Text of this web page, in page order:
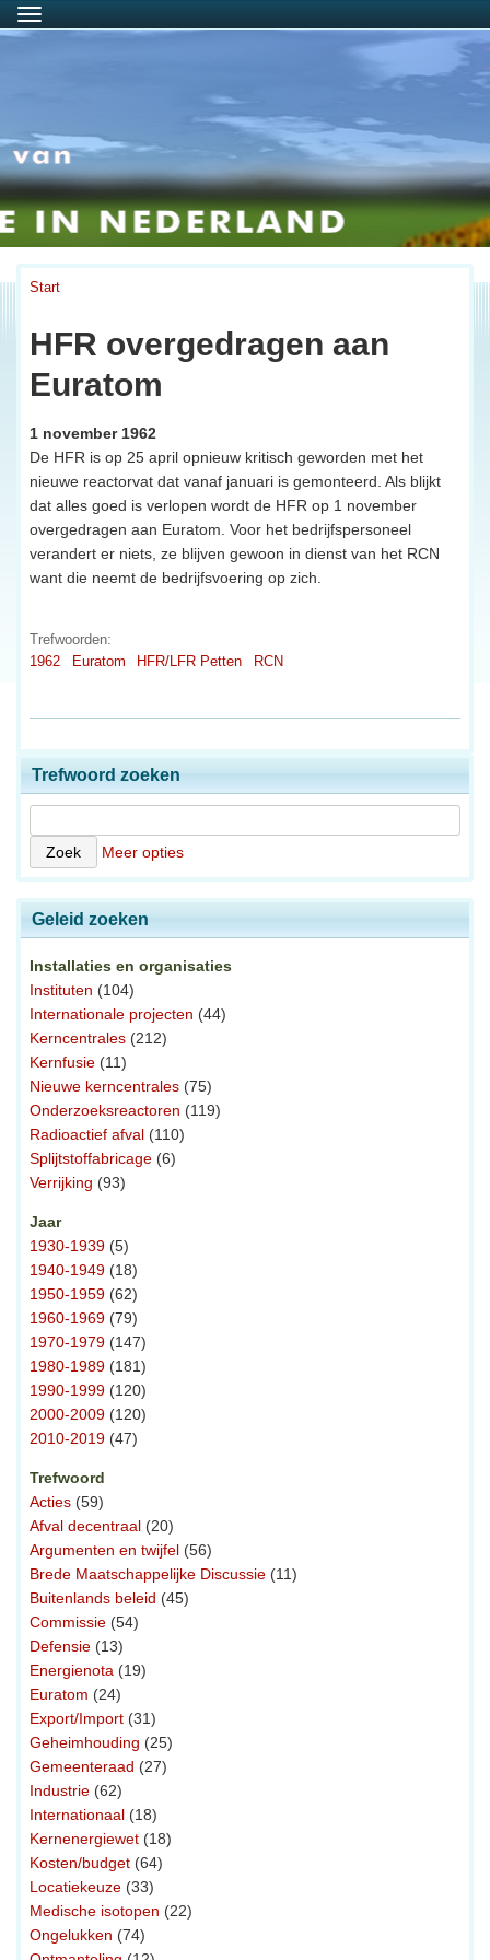
Menu
Start
HFR overgedragen aan
Euratom
1 november 1962
De HFR is op 25 april opnieuw kritisch geworden met het
nieuwe reactorvat dat vanaf januari is gemonteerd. Als blijkt
dat alles goed is verlopen wordt de HFR op 1 november
overgedragen aan Euratom. Voor het bedrijfspersoneel
verandert er niets, ze blijven gewoon in dienst van het RCN
want die neemt de bedrijfsvoering op zich.
Trefwoorden:
1962
Euratom HFR/LFR Petten RCN
Trefwoord zoeken
Meer opties
Geleid zoeken
Installaties en organisaties
Instituten (104)
Internationale projecten (44)
Kerncentrales (212)
Kernfusie (11)
Nieuwe kerncentrales (75)
Onderzoeksreactoren (119)
Radioactief afval (110)
Splijtstoffabricage (6)
Verrijking (93)
Jaar
1930-1939 (5)
1940-1949 (18)
1950-1959 (62)
1960-1969 (79)
1970-1979 (147)
1980-1989 (181)
1990-1999 (120)
2000-2009 (120)
2010-2019 (47)
Trefwoord
Acties (59)
Afval decentraal (20)
Argumenten en twijfel (56)
Brede Maatschappelijke Discussie (11)
Buitenlands beleid (45)
Commissie (54)
Defensie (13)
Energienota (19)
Euratom (24)
Export/Import (31)
Geheimhouding (25)
Gemeenteraad (27)
Industrie (62)
Internationaal (18)
Kernenergiewet (18)
Kosten/budget (64)
Locatiekeuze (33)
Medische isotopen (22)
Ongelukken (74)